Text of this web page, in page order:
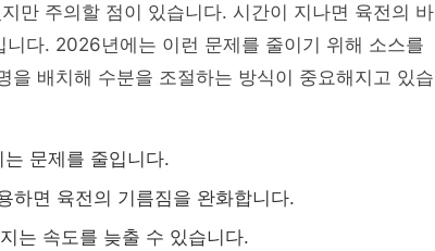
만 주의할 점이 있습니다. 시간이 지나면 육전의 바
다. 2026년에는 이런 문제를 줄이기 위해 소스를
을 배치해 수분을 조절하는 방식이 중요해지고 있습
문제를 줄입니다.
하면 육전의 기름짐을 완화합니다.
는 속도를 늦출 수 있습니다.